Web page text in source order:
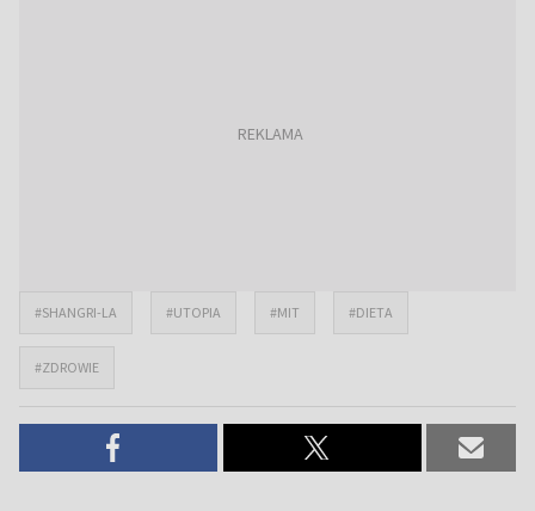
#SHANGRI-LA #UTOPIA #MIT #DIETA
#ZDROWIE